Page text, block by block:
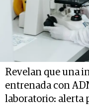
Revelan que una
entrenada con
laboratorio: alerta